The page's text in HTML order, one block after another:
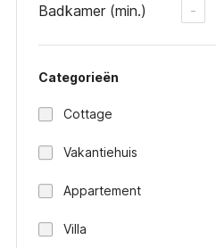
Badkamer (min.) -
Categorieën
Cottage
Vakantiehuis
Appartement
Villa